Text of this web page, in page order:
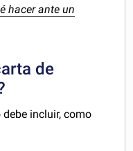
hacer ante un
de
incluir, como